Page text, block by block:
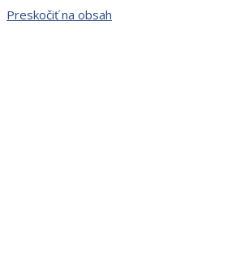
Preskočiť na obsah